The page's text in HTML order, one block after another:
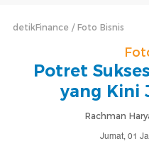
detikFinance Foto Bisnis
Potret
yang Kini
Rachman
Jumat, 01